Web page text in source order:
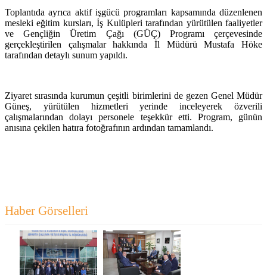
Toplantıda ayrıca aktif işgücü programları kapsamında düzenlenen
mesleki eğitim kursları, İş Kulüpleri tarafından yürütülen faaliyetler
ve Gençliğin Üretim Çağı (GÜÇ) Programı çerçevesinde
gerçekleştirilen çalışmalar hakkında İl Müdürü Mustafa Höke
tarafından detaylı sunum yapıldı.
Ziyaret sırasında kurumun çeşitli birimlerini de gezen Genel Müdür
Güneş, yürütülen hizmetleri yerinde inceleyerek özverili
çalışmalarından dolayı personele teşekkür etti. Program, günün
anısına çekilen hatıra fotoğrafının ardından tamamlandı.
Haber Görselleri